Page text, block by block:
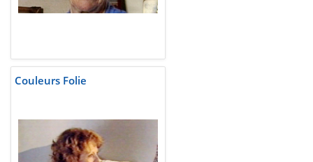
Couleurs Folie